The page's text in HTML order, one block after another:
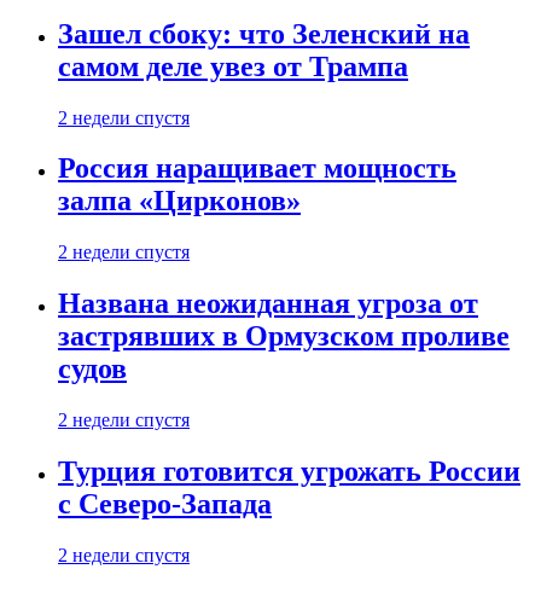
Зашел сбоку: что Зеленский на
самом деле увез от Трампа
2 недели спустя
Россия наращивает мощность
залпа «Цирконов»
2 недели спустя
Названа неожиданная угроза от
застрявших в Ормузском проливе
судов
2 недели спустя
Турция готовится угрожать России
с Северо-Запада
2 недели спустя